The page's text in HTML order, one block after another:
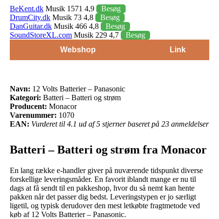
BeKent.dk Musik 1571 4,9
Besøg
DrumCity.dk Musik 73 4,8
Besøg
DanGuitar.dk Musik 466 4,8
Besøg
SoundStoreXL.com Musik 229 4,7
Besøg
Webshop
Link
Navn: 12 Volts Batterier – Panasonic
Kategori: Batteri – Batteri og strøm
Producent: Monacor
Varenummer: 1070
EAN: Vurderet til 4.1 ud af 5 stjerner baseret på 23 anmeldelser
Batteri – Batteri og strøm fra Monacor
En lang række e-handler giver på nuværende tidspunkt diverse
forskellige leveringsmåder. En favorit iblandt mange er nu til
dags at få sendt til en pakkeshop, hvor du så nemt kan hente
pakken når det passer dig bedst. Leveringstypen er jo særligt
ligetil, og typisk derudover den mest letkøbte fragtmetode ved
køb af 12 Volts Batterier – Panasonic.